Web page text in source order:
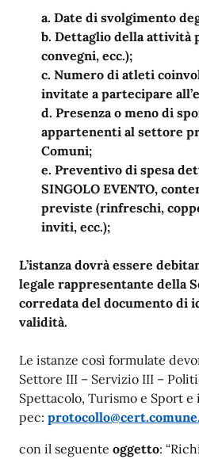
a. Date di svolgimento
b. Dettaglio della attività
convegni, ecc.);
c. Numero di atleti
invitate a partecipare
d. Presenza o meno di
appartenenti al settore
Comuni;
e. Preventivo di spesa
SINGOLO EVENTO,
previste (rinfreschi,
inviti, ecc.);
L’istanza dovrà essere
legale rappresentante della
corredata del documento di
validità.
Le istanze così formulate
Settore III – Servizio III –
Spettacolo, Turismo e Sport e
pec:
con il seguente oggetto: